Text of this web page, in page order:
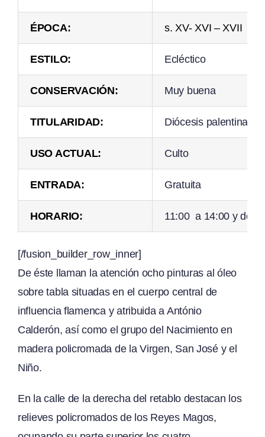
ÉPOCA: s. XV- XVI – XVII
ESTILO: Ecléctico
CONSERVACIÓN: Muy buena
TITULARIDAD: Diócesis palentina
USO ACTUAL: Culto
ENTRADA: Gratuita
HORARIO: 11:00 a 14:00 y de
[/fusion_builder_row_inner]
De éste llaman la atención ocho pinturas al óleo
sobre tabla situadas en el cuerpo central de
influencia flamenca y atribuida a António
Calderón, así como el grupo del Nacimiento en
madera policromada de la Virgen, San José y el
Niño.
En la calle de la derecha del retablo destacan los
relieves policromados de los Reyes Magos,